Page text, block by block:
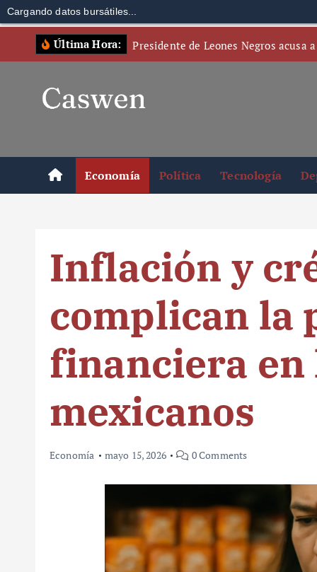
Cargando datos bursátiles...
Última Hora: Presidente de Leones Negros acusa
Economía Política Tecnología
Inflación y
complican la
financiera en
mexicanos
Economía mayo 15, 2026 0 Comments